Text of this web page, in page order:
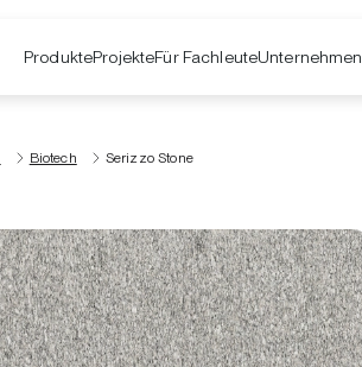
ProdukteProjekteFür FachleuteUnternehmen
Biotech Serizzo Stone